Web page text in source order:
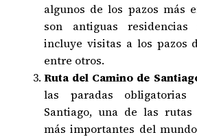
algunos de los pazos más
son antiguas
incluye visitas a los pazos
entre otros.
Ruta del Camino de
las paradas
Santiago, una de las
más importantes del